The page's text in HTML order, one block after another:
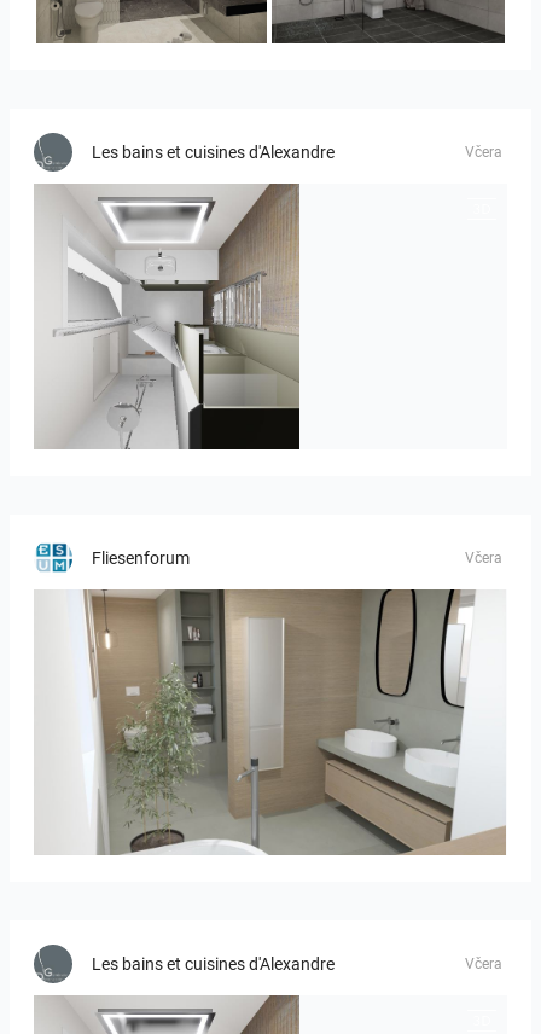
YUSMAN_BATHROOM KHAI_MASTERBATHROOM
Les bains et cuisines d'Alexandre Včera
JEGOUX-PASSER 2
Fliesenforum Včera
Bild_01
Les bains et cuisines d'Alexandre Včera